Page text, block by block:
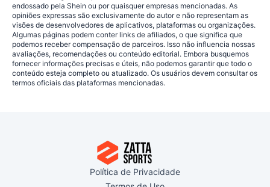
endossado pela Shein ou por quaisquer empresas mencionadas. As
opiniões expressas são exclusivamente do autor e não representam as
visões de desenvolvedores de aplicativos, plataformas ou organizações.
Algumas páginas podem conter links de afiliados, o que significa que
podemos receber compensação de parceiros. Isso não influencia nossas
avaliações, recomendações ou conteúdo editorial. Embora busquemos
fornecer informações precisas e úteis, não podemos garantir que todo o
conteúdo esteja completo ou atualizado. Os usuários devem consultar os
termos oficiais das plataformas mencionadas.
Política de Privacidade